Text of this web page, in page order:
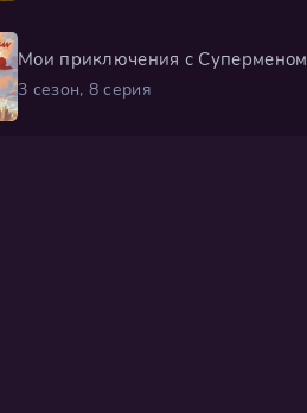
Мои приключения с Суперменом
3 сезон, 8 серия